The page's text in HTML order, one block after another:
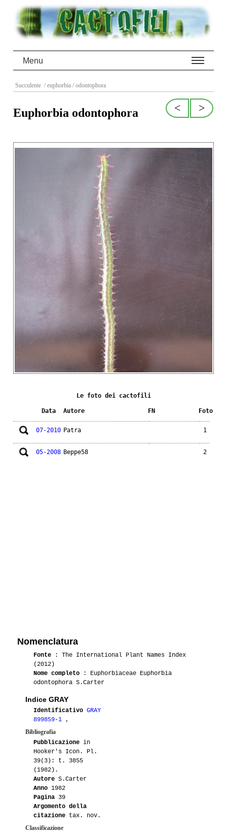
Menu
Succulente / euphorbia / odontophora
>
<
Euphorbia odontophora
Le foto dei cactofili
Data Autore FN Foto
07-2010 Patra 1
05-2008 Beppe58 2
Nomenclatura
Fonte : The International Plant Names Index
(2012)
Nome completo : Euphorbiaceae Euphorbia
odontophora S.Carter
Indice GRAY
Identificativo GRAY
899859-1 ,
Bibliografia
Pubblicazione in
Hooker's Icon. Pl.
39(3): t. 3855
(1982).
Autore S.Carter
Anno 1982
Pagina 39
Argomento della
citazione tax. nov.
Classificazione